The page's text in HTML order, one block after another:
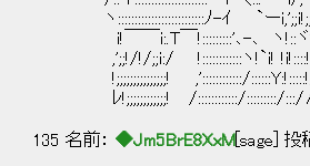
ヽ::::::::::::::::::::::::::ﾉ-ｲ `ー
i!￣￣i:.T￣!:::::::::'､-､ ヽ!::ヾ
,';;!/!/;;i:/ !::::::::::::ヽ!`i!
!;;;;;;;;;;;;;;;! ,'::::::::::::/::::::Y:!:::::!/
ﾚ!;;;;;;;;;;;;! /::::::::::::/:::::::::/
135 名前： ◆Jm5BrE8XxM [sage]